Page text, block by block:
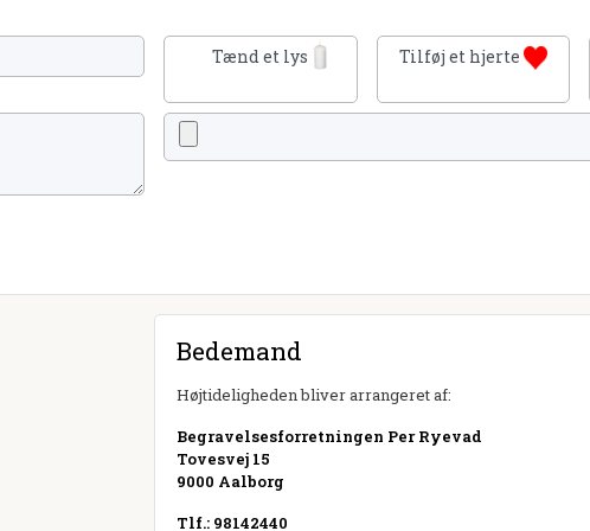
Tænd et lys Tilføj et hjerte
Bedemand
Højtideligheden bliver arrangeret af:
Begravelsesforretningen Per Ryevad
Tovesvej 15
9000 Aalborg
Tlf.: 98142440